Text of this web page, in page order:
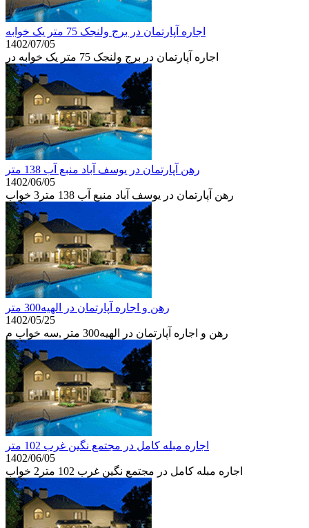
اجاره آپارتمان در برج ولنجک 75 متر یک خوابه
1402/07/05
اجاره آپارتمان در برج ولنجک 75 متر یک خوابه در
رهن آپارتمان در یوسف آباد منبع آب 138 متر
1402/06/05
رهن آپارتمان در یوسف آباد منبع آب 138 متر3 خواب
رهن و اجاره آپارتمان در الهیه300 متر
1402/05/25
رهن و اجاره آپارتمان در الهیه300 متر ,سه خواب م
اجاره مبله کامل در مجتمع نگین غرب 102 متر
1402/06/05
اجاره مبله کامل در مجتمع نگین غرب 102 متر2 خواب